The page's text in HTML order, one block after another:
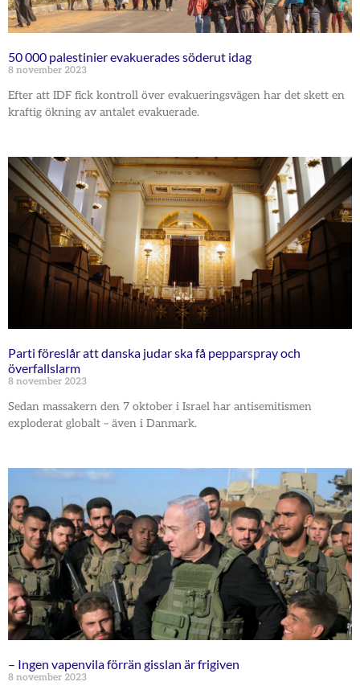
50 000 palestinier evakuerades söderut idag
8 november 2023
Efter att IDF fick kontroll över evakueringsvägen har det skett en
kraftig ökning av antalet evakuerade.
Parti föreslår att danska judar ska få pepparspray och
överfallslarm
8 november 2023
Sedan massakern den 7 oktober i Israel har antisemitismen
exploderat globalt – även i Danmark.
– Ingen vapenvila förrän gisslan är frigiven
8 november 2023